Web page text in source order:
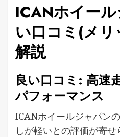
ICANホイー
い口コミ(メ
解説
良い口コミ: 高速
パフォーマンス
ICANホイールジャパン
しが軽いとの評価が寄